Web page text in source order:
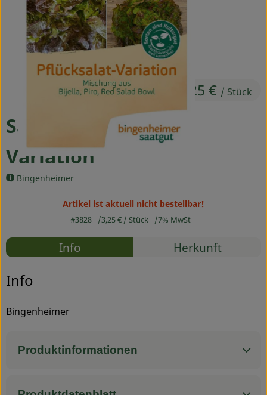
Ökokisten
Obst & Gemüse
Kühltheke
Backwaren
Drogerie
Über uns
Service
Saatgut Pflücksalat
Variation
Bingenheimer
3,25 € / Stück
Artikel ist aktuell nicht bestellbar!
#3828 3,25 € / Stück 7% MwSt
Rezepte
Info Herkunft
Info
Bingenheimer
Produktinformationen